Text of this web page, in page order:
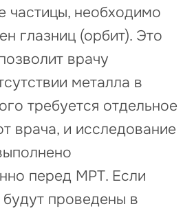
частицы, необходимо
глазниц (орбит). Это
врачу
металла в
требуется отдельное
врача, и исследование
перед МРТ. Если
проведены в